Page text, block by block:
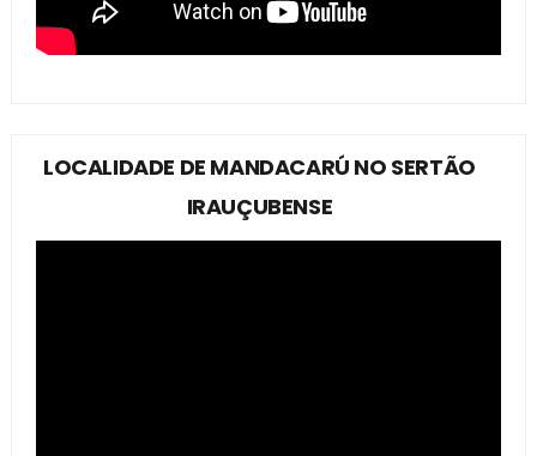
LOCALIDADE DE MANDACARÚ NO SERTÃO
IRAUÇUBENSE